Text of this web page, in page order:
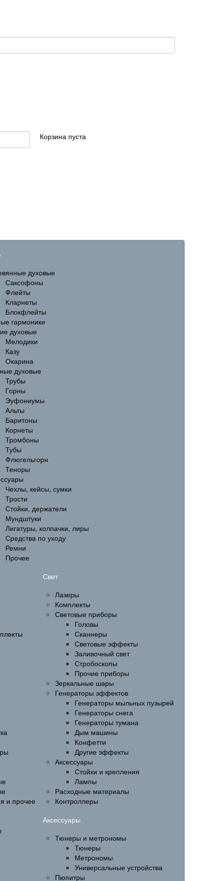
Корзина пуста
духовые
Саксофоны
Флейты
Кларнеты
Блокфлейты
гармоники
духовые
Мелодики
Казу
Окарина
духовые
Трубы
Горны
Эуфониумы
Альты
Баритоны
Корнеты
Тромбоны
Тубы
Флюгельгорн
Теноры
Чехлы, кейсы, сумки
Трости
Стойки, держатели
Мундштуки
Лигатуры, колпачки, лиры
Средства по уходу
Ремни
Прочее
и прочее
Свет
Лазеры
Комплекты
Световые приборы
Головы
Сканнеры
Световые эффекты
Заливочный свет
Стробоскопы
Прочие приборы
Зеркальные шары
Генераторы эффектов
Генераторы мыльных пузырей
Генераторы снега
Генераторы тумана
Дым машины
Конфетти
Другие эффекты
Аксессуары
Стойки и крепления
Лампы
Расходные материалы
Контроллеры
Аксессуары
Тюнеры и метрономы
Тюнеры
Метрономы
Универсальные устройства
Пюпитры